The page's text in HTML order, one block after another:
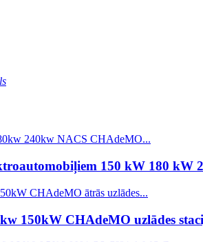
150 kW 180
150kW CHAdeMO uzlādes